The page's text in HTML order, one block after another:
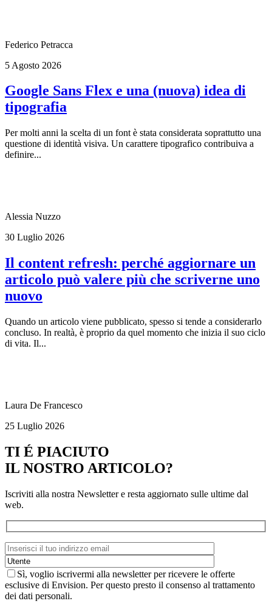
Federico Petracca
5 Agosto 2026
Google Sans Flex e una (nuova) idea di
tipografia
Per molti anni la scelta di un font è stata considerata soprattutto una
questione di identità visiva. Un carattere tipografico contribuiva a
definire...
Alessia Nuzzo
30 Luglio 2026
Il content refresh: perché aggiornare un
articolo può valere più che scriverne uno
nuovo
Quando un articolo viene pubblicato, spesso si tende a considerarlo
concluso. In realtà, è proprio da quel momento che inizia il suo ciclo
di vita. Il...
Laura De Francesco
25 Luglio 2026
TI É PIACIUTO
IL NOSTRO ARTICOLO?
Iscriviti alla nostra Newsletter e resta aggiornato sulle ultime dal
web.
Sì, voglio iscrivermi alla newsletter per ricevere le offerte
esclusive di Envision. Per questo presto il consenso al trattamento
dei dati personali.